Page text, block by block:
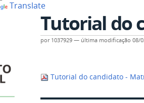
Translate
Tutorial do
por 1037929 — última modificação 08/
Tutorial do candidato -